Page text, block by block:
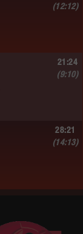
(12:12)
21:24
(9:10)
28:21
(14:13)